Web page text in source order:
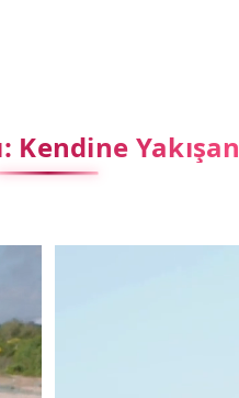
Kendine